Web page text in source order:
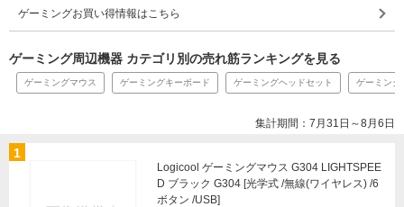
ゲーミングお買い得情報はこちら
ゲーミング周辺機器 カテゴリ別の売れ筋ランキングを見る
ゲーミングマウス ゲーミングキーボード ゲーミングヘッドセット ゲーミング
集計期間：7月31日～8月6日
1
Logicool ゲーミングマウス G304 LIGHTSPEE
D ブラック G304 [光学式 /無線(ワイヤレス) /6
ボタン /USB]